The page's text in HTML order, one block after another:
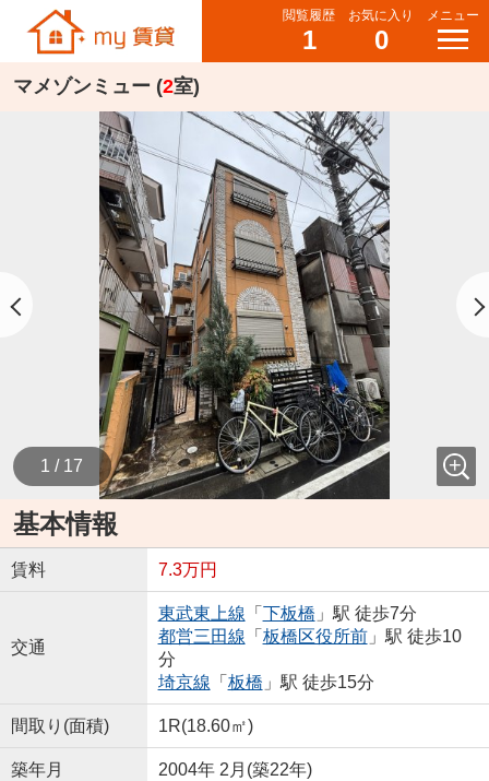
閲覧履歴
1
お気に入り
0
メニュー
マメゾンミュー (2室)
1 / 17
基本情報
賃料 7.3万円
交通
東武東上線 「 下板橋 」駅 徒歩7分
都営三田線 「 板橋区役所前」駅 徒歩10
分
埼京線 「 板橋 」駅 徒歩15分
間取り(面積) 1R(18.60㎡)
築年月 2004年 2月(築22年)